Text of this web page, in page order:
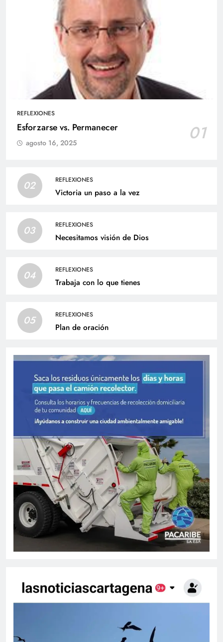
REFLEXIONES
Esforzarse vs. Permanecer 01
agosto 16, 2025
02 REFLEXIONES
Victoria un paso a la vez
03 REFLEXIONES
Necesitamos visión de Dios
04 REFLEXIONES
Trabaja con lo que tienes
05 REFLEXIONES
Plan de oración